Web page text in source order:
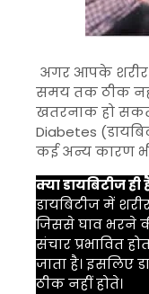
अगर आपके शरीर
समय तक ठीक
खतरनाक हो
Diabetes
कई अन्य कारण
क्या डायबिटीज ही
डायबिटीज में
जिससे घाव भरने
संचार प्रभावित
जाता है। इसलिए
ठीक नहीं होते।